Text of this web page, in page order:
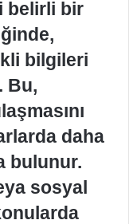
belirli bir
bilgileri
Bu,
daha
bulunur.
sosyal